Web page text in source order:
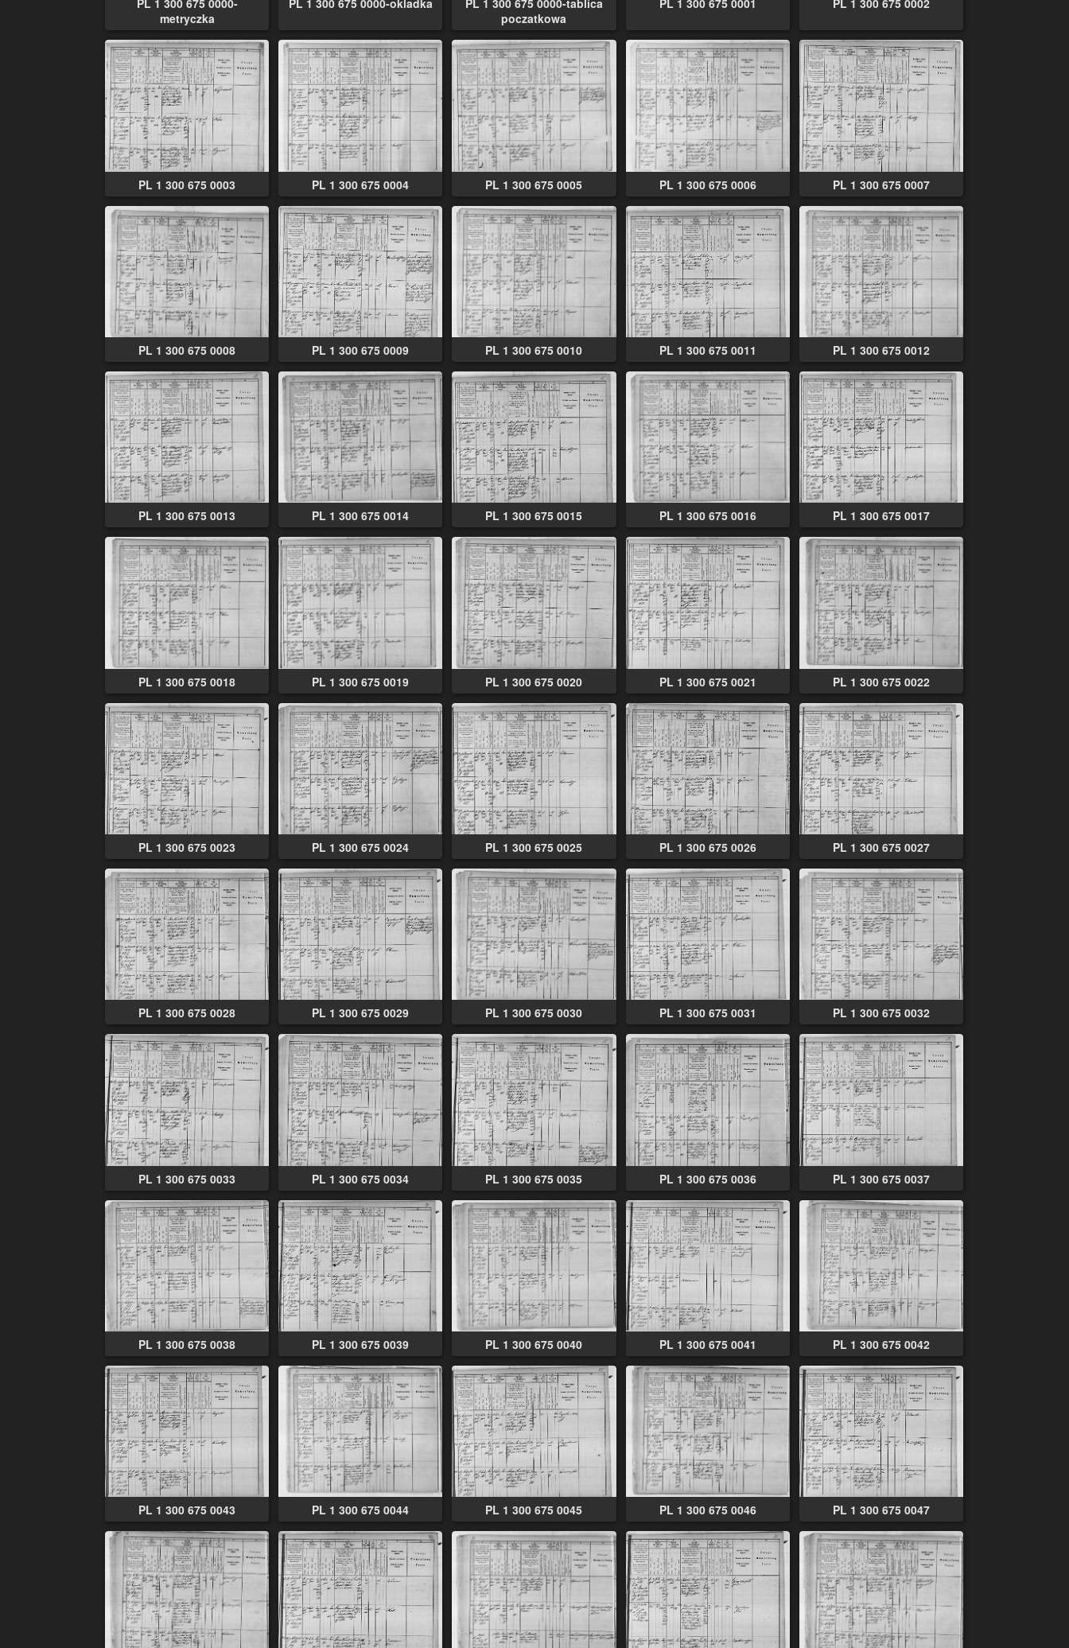
PL 1 300 675 0000-
metryczka
PL 1 300 675 0000-okladka
PL 1 300 675 0000-tablica
poczatkowa
PL 1 300 675 0001 PL 1 300 675 0002
PL 1 300 675 0003 PL 1 300 675 0004 PL 1 300 675 0005 PL 1 300 675 0006 PL 1 300 675 0007
PL 1 300 675 0008 PL 1 300 675 0009 PL 1 300 675 0010 PL 1 300 675 0011 PL 1 300 675 0012
PL 1 300 675 0013 PL 1 300 675 0014 PL 1 300 675 0015 PL 1 300 675 0016 PL 1 300 675 0017
PL 1 300 675 0018 PL 1 300 675 0019 PL 1 300 675 0020 PL 1 300 675 0021 PL 1 300 675 0022
PL 1 300 675 0023 PL 1 300 675 0024 PL 1 300 675 0025 PL 1 300 675 0026 PL 1 300 675 0027
PL 1 300 675 0028 PL 1 300 675 0029 PL 1 300 675 0030 PL 1 300 675 0031 PL 1 300 675 0032
PL 1 300 675 0033 PL 1 300 675 0034 PL 1 300 675 0035 PL 1 300 675 0036 PL 1 300 675 0037
PL 1 300 675 0038 PL 1 300 675 0039 PL 1 300 675 0040 PL 1 300 675 0041 PL 1 300 675 0042
PL 1 300 675 0043 PL 1 300 675 0044 PL 1 300 675 0045 PL 1 300 675 0046 PL 1 300 675 0047